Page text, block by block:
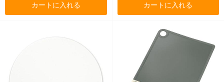
カートに入れる カートに入れる